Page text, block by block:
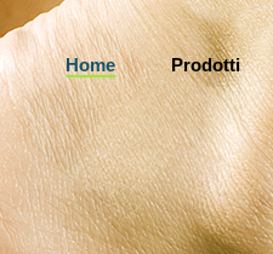
Home Prodotti